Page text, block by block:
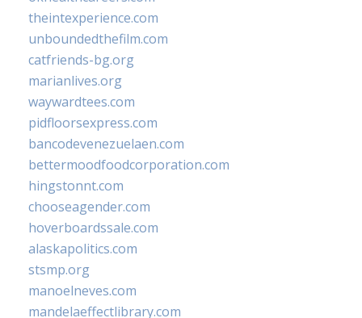
theintexperience.com
unboundedthefilm.com
catfriends-bg.org
marianlives.org
waywardtees.com
pidfloorsexpress.com
bancodevenezuelaen.com
bettermoodfoodcorporation.com
hingstonnt.com
chooseagender.com
hoverboardssale.com
alaskapolitics.com
stsmp.org
manoelneves.com
mandelaeffectlibrary.com